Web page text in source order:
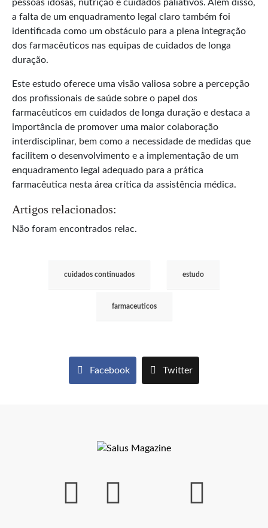
pessoas idosas, nutrição e cuidados paliativos. Além disso,
a falta de um enquadramento legal claro também foi
identificada como um obstáculo para a plena integração
dos farmacêuticos nas equipas de cuidados de longa
duração.
Este estudo oferece uma visão valiosa sobre a percepção
dos profissionais de saúde sobre o papel dos
farmacêuticos em cuidados de longa duração e destaca a
importância de promover uma maior colaboração
interdisciplinar, bem como a necessidade de medidas que
facilitem o desenvolvimento e a implementação de um
enquadramento legal adequado para a prática
farmacêutica nesta área crítica da assistência médica.
Artigos relacionados:
Não foram encontrados relac.
cuidados continuados estudo
farmaceuticos
Facebook Twitter